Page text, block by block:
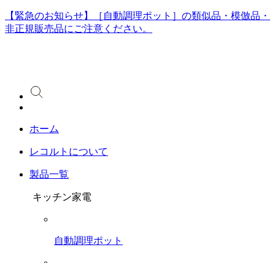
【緊急のお知らせ】［自動調理ポット］の類似品・模倣品・
非正規販売品にご注意ください。
ホーム
レコルトについて
製品一覧
キッチン家電
自動調理ポット